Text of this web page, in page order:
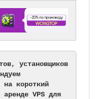
установщиков
на короткий
VPS для